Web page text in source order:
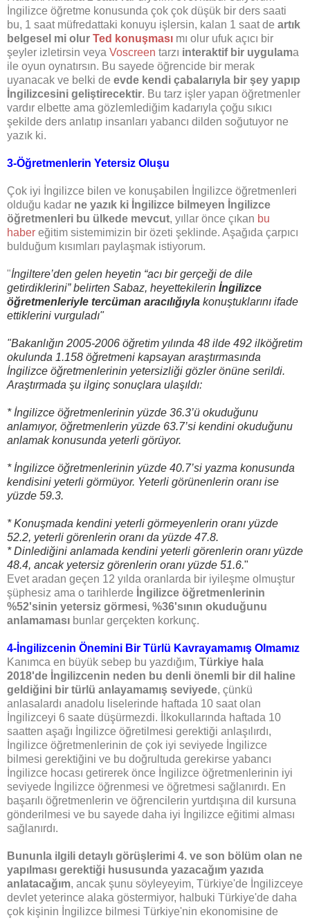
İngilizce öğretme konusunda çok çok düşük bir ders saati
bu, 1 saat müfredattaki konuyu işlersin, kalan 1 saat de artık
belgesel mi olur Ted konuşması mı olur ufuk açıcı bir
şeyler izletirsin veya Voscreen tarzı interaktif bir uygulama
ile oyun oynatırsın. Bu sayede öğrencide bir merak
uyanacak ve belki de evde kendi çabalarıyla bir şey yapıp
İngilizcesini geliştirecektir. Bu tarz işler yapan öğretmenler
vardır elbette ama gözlemlediğim kadarıyla çoğu sıkıcı
şekilde ders anlatıp insanları yabancı dilden soğutuyor ne
yazık ki.
3-Öğretmenlerin Yetersiz Oluşu
Çok iyi İngilizce bilen ve konuşabilen İngilizce öğretmenleri
olduğu kadar ne yazık ki İngilizce bilmeyen İngilizce
öğretmenleri bu ülkede mevcut, yıllar önce çıkan bu
haber eğitim sistemimizin bir özeti şeklinde. Aşağıda çarpıcı
bulduğum kısımları paylaşmak istiyorum.
"İngiltere’den gelen heyetin “acı bir gerçeği de dile
getirdiklerini” belirten Sabaz, heyettekilerin İngilizce
öğretmenleriyle tercüman aracılığıyla konuştuklarını ifade
ettiklerini vurguladı"
"Bakanlığın 2005-2006 öğretim yılında 48 ilde 492 ilköğretim
okulunda 1.158 öğretmeni kapsayan araştırmasında
İngilizce öğretmenlerinin yetersizliği gözler önüne serildi.
Araştırmada şu ilginç sonuçlara ulaşıldı:
* İngilizce öğretmenlerinin yüzde 36.3’ü okuduğunu
anlamıyor, öğretmenlerin yüzde 63.7’si kendini okuduğunu
anlamak konusunda yeterli görüyor.
* İngilizce öğretmenlerinin yüzde 40.7’si yazma konusunda
kendisini yeterli görmüyor. Yeterli görünenlerin oranı ise
yüzde 59.3.
* Konuşmada kendini yeterli görmeyenlerin oranı yüzde
52.2, yeterli görenlerin oranı da yüzde 47.8.
* Dinlediğini anlamada kendini yeterli görenlerin oranı yüzde
48.4, ancak yetersiz görenlerin oranı yüzde 51.6."
Evet aradan geçen 12 yılda oranlarda bir iyileşme olmuştur
şüphesiz ama o tarihlerde İngilizce öğretmenlerinin
%52'sinin yetersiz görmesi, %36'sının okuduğunu
anlamaması bunlar gerçekten korkunç.
4-İngilizcenin Önemini Bir Türlü Kavrayamamış Olmamız
Kanımca en büyük sebep bu yazdığım, Türkiye hala
2018'de İngilizcenin neden bu denli önemli bir dil haline
geldiğini bir türlü anlayamamış seviyede, çünkü
anlasalardı anadolu liselerinde haftada 10 saat olan
İngilizceyi 6 saate düşürmezdi. İlkokullarında haftada 10
saatten aşağı İngilizce öğretilmesi gerektiği anlaşılırdı,
İngilizce öğretmenlerinin de çok iyi seviyede İngilizce
bilmesi gerektiğini ve bu doğrultuda gerekirse yabancı
İngilizce hocası getirerek önce İngilizce öğretmenlerinin iyi
seviyede İngilizce öğrenmesi ve öğretmesi sağlanırdı. En
başarılı öğretmenlerin ve öğrencilerin yurtdışına dil kursuna
gönderilmesi ve bu sayede daha iyi İngilizce eğitimi alması
sağlanırdı.
Bununla ilgili detaylı görüşlerimi 4. ve son bölüm olan ne
yapılması gerektiği hususunda yazacağım yazıda
anlatacağım, ancak şunu söyleyeyim, Türkiye'de İngilizceye
devlet yeterince alaka göstermiyor, halbuki Türkiye'de daha
çok kişinin İngilizce bilmesi Türkiye'nin ekonomisine de